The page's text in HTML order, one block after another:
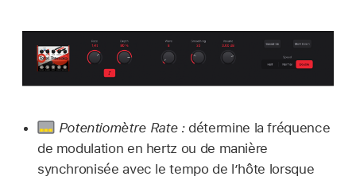
Potentiomètre Rate : détermine la fréquence
de modulation en hertz ou de manière
synchronisée avec le tempo de l’hôte lorsque